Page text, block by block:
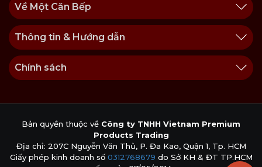
Về Một Căn Bếp
Thông tin & Hướng dẫn
Chính sách
Bản quyền thuộc về Công ty TNHH Vietnam Premium
Products Trading
Địa chỉ: 207C Nguyễn Văn Thủ, P. Đa Kao, Quận 1, Tp. HCM
Giấy phép kinh doanh số 0312768679 do Sở KH & ĐT TP.HCM